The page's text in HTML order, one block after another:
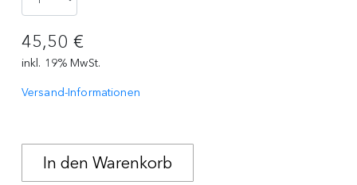
45,50 €
inkl. 19% MwSt.
Versand-Informationen